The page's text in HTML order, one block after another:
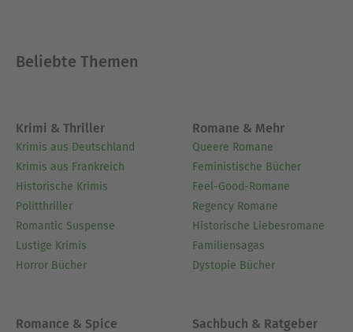
Beliebte Themen
Krimi & Thriller
Krimis aus Deutschland
Krimis aus Frankreich
Historische Krimis
Politthriller
Romantic Suspense
Lustige Krimis
Horror Bücher
Romane & Mehr
Queere Romane
Feministische Bücher
Feel-Good-Romane
Regency Romane
Historische Liebesromane
Familiensagas
Dystopie Bücher
Romance & Spice Sachbuch & Ratgeber